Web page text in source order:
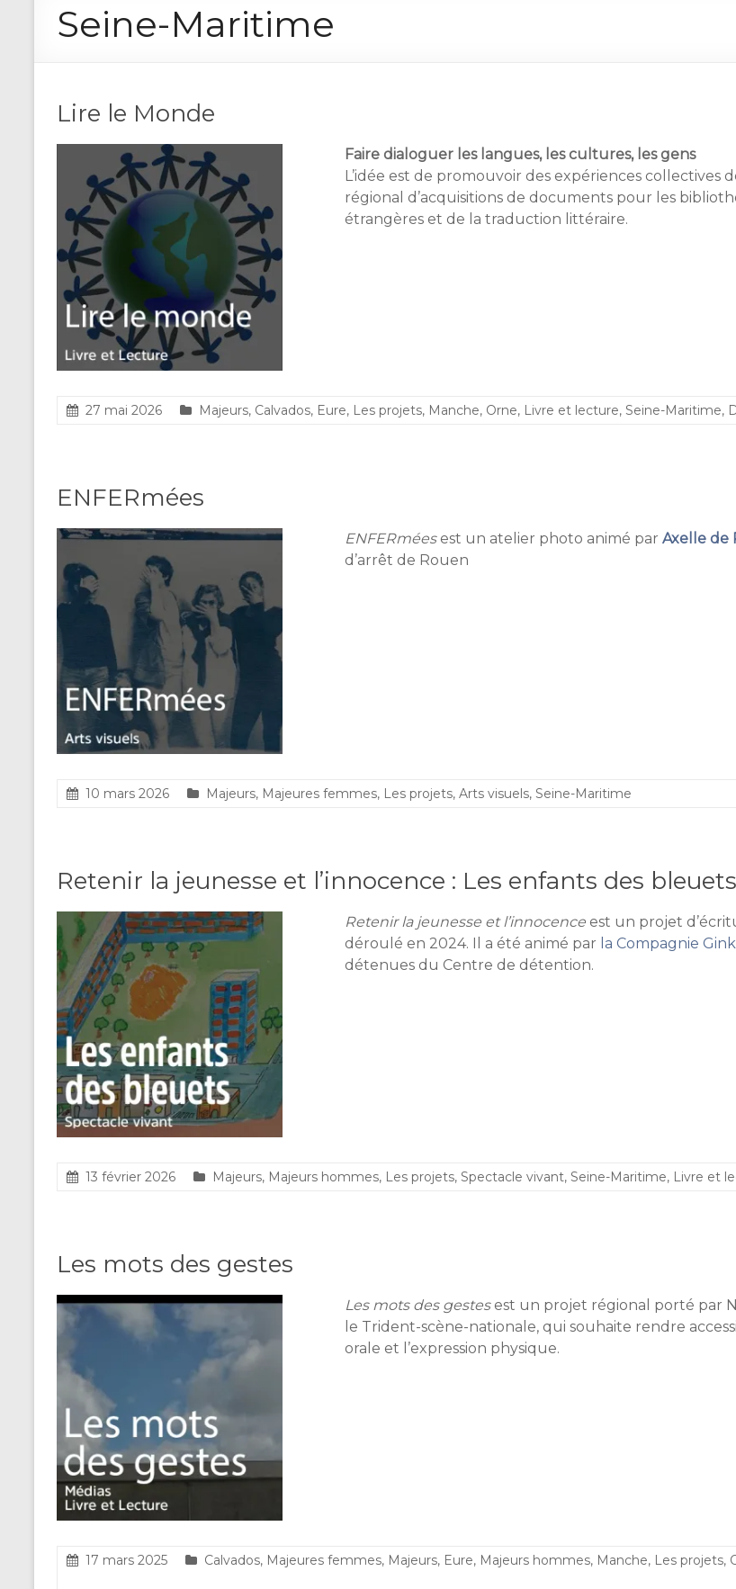
Seine-Maritime
Lire le Monde
Faire dialoguer les langues, les cultures, les gens
L’idée est de promouvoir des expériences collectives
régional d’acquisitions de documents pour les
étrangères et de la traduction littéraire.
27 mai 2026 Majeurs, Calvados, Eure, Les projets, Manche, Orne, Livre et lecture, Seine-Maritime,
ENFERmées
ENFERméesest un atelier photo animé par Axelle de
d’arrêt de Rouen
10 mars 2026 Majeurs, Majeures femmes, Les projets, Arts visuels, Seine-Maritime
Retenir la jeunesse et l’innocence : Les enfants des bleuets
Retenir la jeunesse et l’innocence est un projet
déroulé en 2024. Il a été animé par la Compagnie
détenues du Centre de détention.
13 février 2026 Majeurs, Majeurs hommes, Les projets, Spectacle vivant, Seine-Maritime, Livre et
Les mots des gestes
Les mots des gestesest un projet régional porté par
le Trident-scène-nationale, qui souhaite rendre
orale et l’expression physique.
17 mars 2025 Calvados, Majeures femmes, Majeurs, Eure, Majeurs hommes, Manche, Les projets,